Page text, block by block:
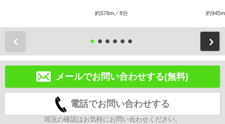
約576m／8分 約
メールでお問い合わせする(無料)
電話でお問い合わせする
現況の確認はお気軽にお問い合わせください。